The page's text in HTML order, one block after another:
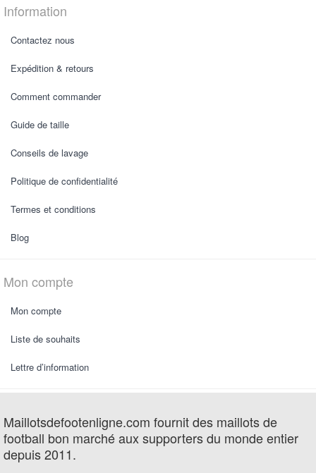
Information
Contactez nous
Expédition & retours
Comment commander
Guide de taille
Conseils de lavage
Politique de confidentialité
Termes et conditions
Blog
Mon compte
Mon compte
Liste de souhaits
Lettre d’information
Maillotsdefootenligne.com fournit des maillots de
football bon marché aux supporters du monde entier
depuis 2011.